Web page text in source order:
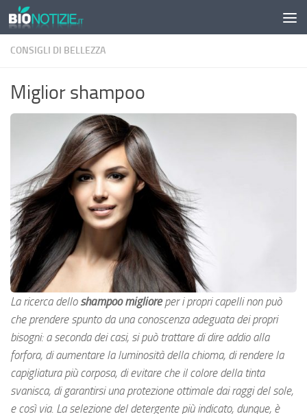
Sotto il contenuto
CONSIGLI DI BELLEZZA
Miglior shampoo
La ricerca dello shampoo miglioreper i propri capelli non può
che prendere spunto da una conoscenza adeguata dei propri
bisogni: a seconda dei casi, si può trattare di dire addio alla
forfora, di aumentare la luminosità della chioma, di rendere la
capigliatura più corposa, di evitare che il colore della tinta
svanisca, di garantirsi una protezione ottimale dai raggi del sole,
e così via. La selezione del detergente più indicato, dunque, è